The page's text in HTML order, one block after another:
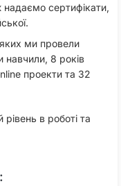
сертифікати,
ми провели
навчили, 8 років
проекти та 32
рівень в роботі та